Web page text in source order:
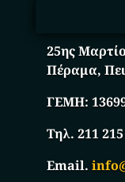
25ης
Πέραμα,
ΓΕΜΗ:
Τηλ. 211
Email.